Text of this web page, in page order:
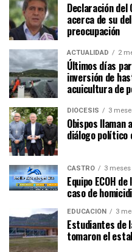
Declaración del
acerca de su
preocupación
ACTUALIDAD 2
Últimos días
inversión de
acuicultura de
DIÓCESIS 3
Obispos llaman
diálogo político
CASTRO 3
Equipo ECOH
caso de
EDUCACIÓN 3
Estudiantes de
tomaron el